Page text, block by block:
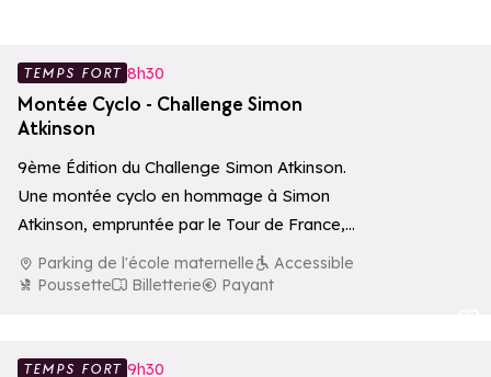
TEMPS FORT 8h30
Montée Cyclo - Challenge Simon
Atkinson
9ème Édition du Challenge Simon Atkinson.
Une montée cyclo en hommage à Simon
Atkinson, empruntée par le Tour de France,…
Parking de l'école maternelle
Accessible
Poussette
Billetterie
Payant
TEMPS FORT 9h30